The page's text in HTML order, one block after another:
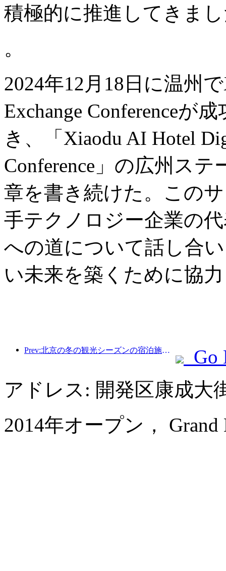
積極的に推進してきま
。
2024年12月18日に温州
Exchange Conferenceが
き、「Xiaodu AI Hotel
Conference」の広州ス
章を書き続けた。この
手テクノロジー企業の
への道について話し合
い未来を築くために協
Prev:北京の冬の観光シーズンの宿泊施設完全ガイド。京能ホテルの新しい中庭が新たな観光ブームを巻き起こす。
Go
アドレス: 開発区康成大
2014年オープン， Grand